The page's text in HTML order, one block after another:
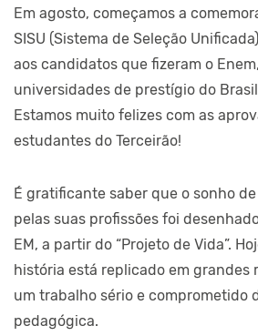
Em agosto, começamos a
SISU (Sistema de Seleção
aos candidatos que fizeram o
universidades de prestígio do
Estamos muito felizes com as
estudantes do Terceirão!
É gratificante saber que o sonho
pelas suas profissões foi
EM, a partir do “Projeto de Vida”.
história está replicado em grandes
um trabalho sério e comprometido
pedagógica.